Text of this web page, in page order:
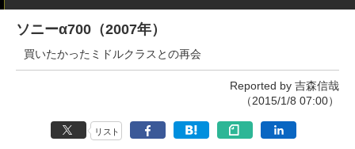
ソニーα700（2007年）
買いたかったミドルクラスとの再会
Reported by 吉森信哉
（2015/1/8 07:00）
リスト